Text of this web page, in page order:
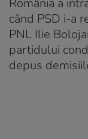
când PSD i-a
PNL Ilie
partidului
depus